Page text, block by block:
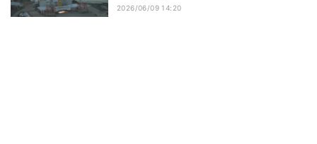
2026/06/09 14:20